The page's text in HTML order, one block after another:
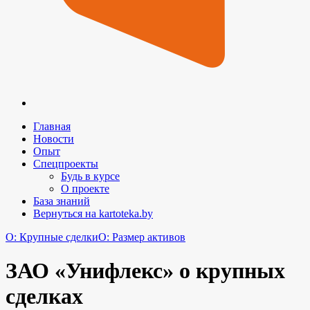
Главная
Новости
Опыт
Спецпроекты
Будь в курсе
О проекте
База знаний
Вернуться на kartoteka.by
O: Крупные сделкиO: Размер активов
ЗАО «Унифлекс» о крупных
сделках